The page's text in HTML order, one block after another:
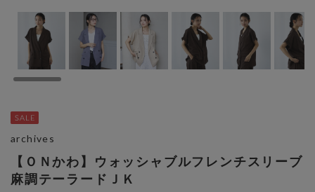
【ＯＮかわ】ウォッシャブルフレンチスリーブ
麻調テーラードＪＫ
archives